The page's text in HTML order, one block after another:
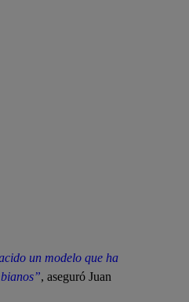
un modelo que ha
, aseguró Juan